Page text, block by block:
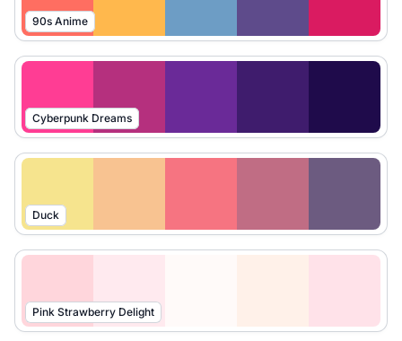
90s Anime
Cyberpunk Dreams
Duck
Pink Strawberry Delight